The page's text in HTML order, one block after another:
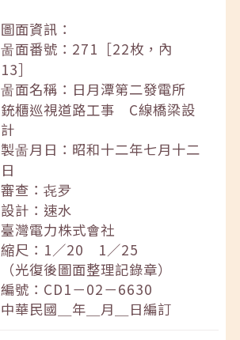
圖面資訊：
啚面番號：271［22枚，內
13］
啚面名稱：日月潭第二發電所
銃櫃巡視道路工事 C線橋梁設
計
製啚月日：昭和十二年七月十二
日
審查：㐂夛
設計：速水
臺灣電力株式會社
縮尺：1／20 1／25
（光復後圖面整理記錄章）
編號：CD1－02－6630
中華民國＿年＿月＿日編訂